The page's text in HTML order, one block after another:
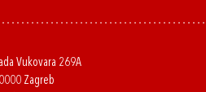
Vukovara 269A
Zagreb